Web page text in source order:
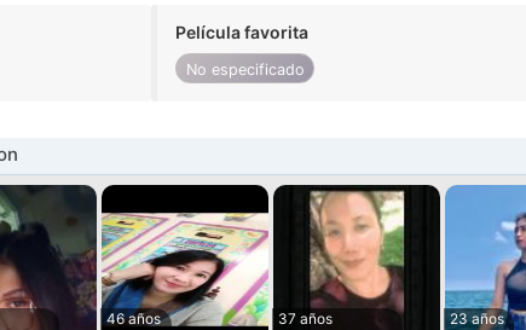
Película favorita
No especificado
46 años
37 años
23 años